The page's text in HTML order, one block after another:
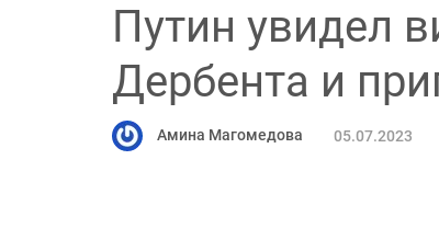
Путин увидел
Дербента и
Амина Магомедова 05.07.2023